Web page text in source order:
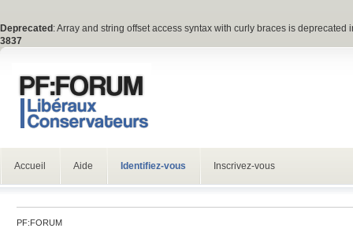
Deprecated : Array and string offset access syntax with curly braces is deprecated
3837
Accueil Aide Identifiez-vous Inscrivez-vous
PF:FORUM